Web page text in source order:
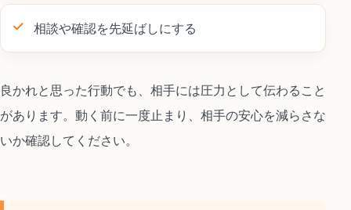
相談や確認を先延ばしにする
良かれと思った行動でも、相手には圧力として伝わること
があります。動く前に一度止まり、相手の安心を減らさな
いか確認してください。